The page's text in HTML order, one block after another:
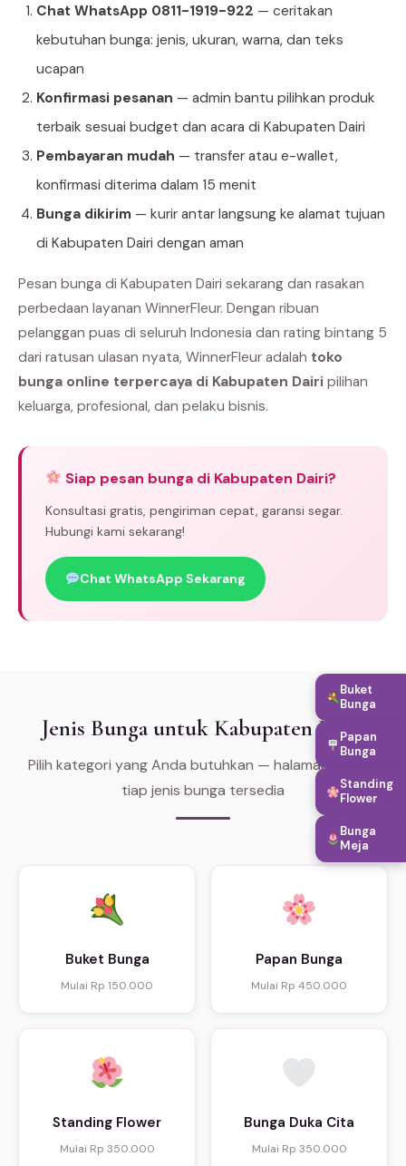
Chat WhatsApp 0811-1919-922 — ceritakan
kebutuhan bunga: jenis, ukuran, warna, dan teks
ucapan
Konfirmasi pesanan — admin bantu pilihkan produk
terbaik sesuai budget dan acara di Kabupaten Dairi
Pembayaran mudah — transfer atau e-wallet,
konfirmasi diterima dalam 15 menit
Bunga dikirim — kurir antar langsung ke alamat tujuan
di Kabupaten Dairi dengan aman
Pesan bunga di Kabupaten Dairi sekarang dan rasakan
perbedaan layanan WinnerFleur. Dengan ribuan
pelanggan puas di seluruh Indonesia dan rating bintang 5
dari ratusan ulasan nyata, WinnerFleur adalah toko
bunga online terpercaya di Kabupaten Dairi pilihan
keluarga, profesional, dan pelaku bisnis.
Siap pesan bunga di Kabupaten Dairi?
Konsultasi gratis, pengiriman cepat, garansi segar.
Hubungi kami sekarang!
Chat WhatsApp Sekarang
Jenis Bunga untuk Kabupaten Dairi
Pilih kategori yang Anda butuhkan — halaman khusus
tiap jenis bunga tersedia
Buket Bunga
Mulai Rp 150.000
Papan Bunga
Mulai Rp 450.000
Standing Flower
Mulai Rp 350.000
Bunga Duka Cita
Mulai Rp 350.000
Buket
Bunga
Papan
Bunga
Standing
Flower
Bunga
Meja